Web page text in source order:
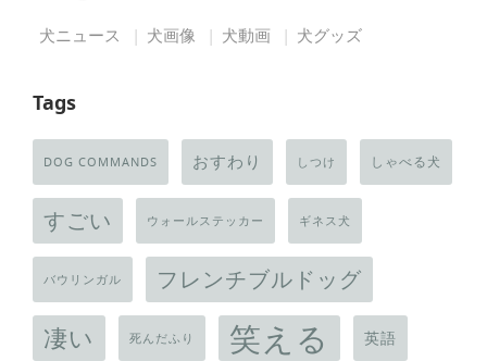
犬ニュース 犬画像 犬動画 犬グッズ
Tags
DOG COMMANDS おすわり しつけ しゃべる犬
すごい ウォールステッカー ギネス犬
バウリンガル フレンチブルドッグ
凄い 死んだふり 笑える 英語